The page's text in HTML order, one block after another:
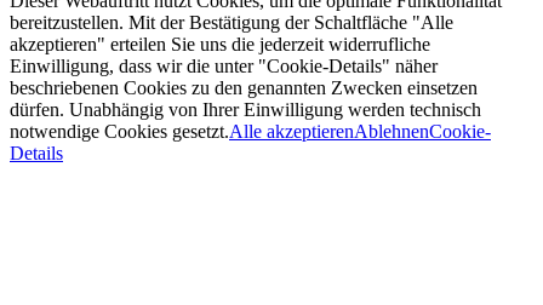
bereitzustellen. Mit der Bestätigung der Schaltfläche "Alle
akzeptieren" erteilen Sie uns die jederzeit widerrufliche
Einwilligung, dass wir die unter "Cookie-Details" näher
beschriebenen Cookies zu den genannten Zwecken einsetzen
dürfen. Unabhängig von Ihrer Einwilligung werden technisch
notwendige Cookies gesetzt.Alle akzeptierenAblehnenCookie-
Details